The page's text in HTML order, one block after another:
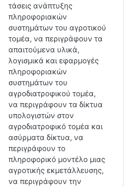
τάσεις ανάπτυξης
πληροφοριακών
συστημάτων του αγροτικού
τομέα, να περιγράφουν τα
απαιτούμενα υλικά,
λογισμικά και εφαρμογές
πληροφοριακών
συστημάτων του
αγροδιατροφικού τομέα,
να περιγράφουν τα δίκτυα
υπολογιστών στον
αγροδιατροφικό τομέα και
ασύρματα δίκτυα, να
περιγράφουν το
πληροφορικό μοντέλο μιας
αγροτικής εκμετάλλευσης,
να περιγράφουν την